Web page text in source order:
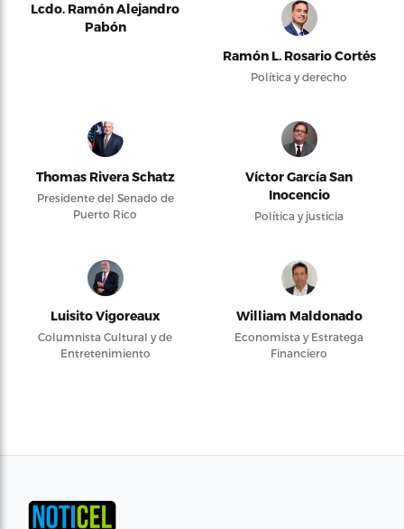
Lcdo. Ramón Alejandro
Pabón
Ramón L. Rosario Cortés
Política y derecho
Thomas Rivera Schatz
Presidente del Senado de
Puerto Rico
Víctor García San
Inocencio
Política y justicia
Luisito Vigoreaux
Columnista Cultural y de
Entretenimiento
William Maldonado
Economista y Estratega
Financiero